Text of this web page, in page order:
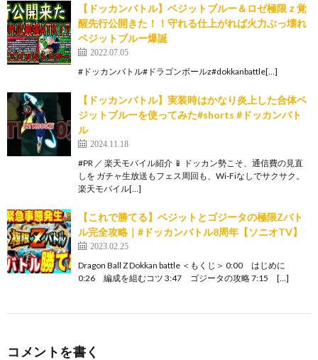
【ドッカンバトル】ベジットブルー＆ロゼ極限ｚ覚
醒先行公開きた！！守れる仕上がれば火力ぶっ壊れ
ベジットブルー爆誕
2022.07.05
#ドッカンバトル#ドラゴンボールz#dokkanbattle[…]
【ドッカンバトル】実装時はかなり炎上した合体ベ
ジットブルーを使ってみた#shorts #ドッカンバト
ル
2024.11.18
#PR ／ 楽天モバイル紹介 📱 ドッカン勢こそ、通信費の見直
しを ガチャ生放送もフェス周回も、Wi-Fiなしでサクサク。
楽天モバイル[…]
【これで勝てる】ベジットとゴジータの極限Zバト
ル完全攻略｜#ドッカンバトル8周年【ソニオTV】
2023.02.25
Dragon Ball Z Dokkan battle ＜もくじ＞ 0:00 はじめに
0:26 編成を組むコツ 3:47 ゴジータの攻略 7:15 […]
コメントを書く